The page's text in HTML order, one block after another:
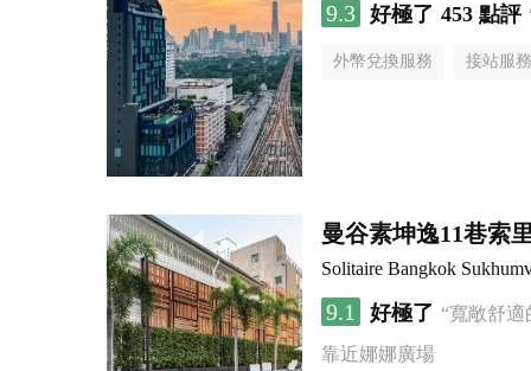
9.3 好極了 453 點評
外幣兌換服務 接站服務
曼谷素坤逸11巷索
Solitaire Bangkok
9.1 好極了 “寬敞舒
靠近娜娜廣場